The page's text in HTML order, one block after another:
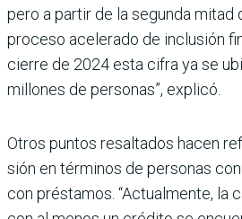
pero a partir de la segunda mitad
proceso acelerado de inclu­sión
cierre de 2024 esta cifra ya se
millo­nes de personas”, explicó.
Otros puntos resaltados hacen
sión en términos de perso­nas
con préstamos. “Actual­mente, la